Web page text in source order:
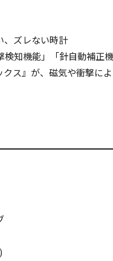
、ズレない時計
検知機能」「針自動補正
クス』が、磁気や衝撃に